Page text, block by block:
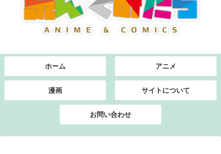
ホーム アニメ
漫画 サイトについて
お問い合わせ